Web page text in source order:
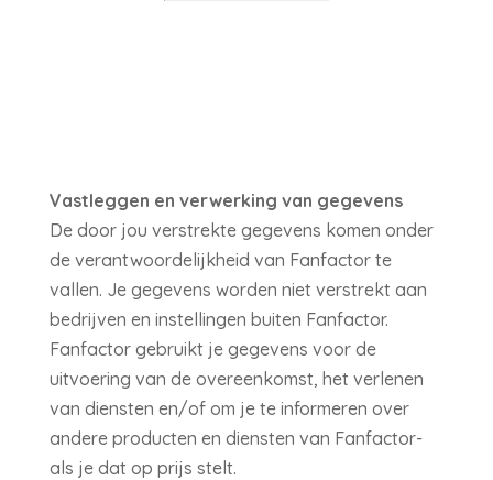
Vastleggen en verwerking van gegevens
De door jou verstrekte gegevens komen onder
de verantwoordelijkheid van Fanfactor te
vallen. Je gegevens worden niet verstrekt aan
bedrijven en instellingen buiten Fanfactor.
Fanfactor gebruikt je gegevens voor de
uitvoering van de overeenkomst, het verlenen
van diensten en/of om je te informeren over
andere producten en diensten van Fanfactor-
als je dat op prijs stelt.